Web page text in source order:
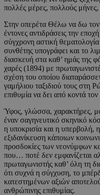
πολλές μέρες, πολλούς
Στην οπερέτα Θέλω να δω
έντονες αντιδράσεις την
σύγχρονη αστική
συνθέτης υπογράφει και το
διασκευή στα καθ’ ημάς της
χαρές (1894) με
σχέση του οποίου
γαμήλιου ταξιδιού τους στη
επιθυμία να δει από κοντά
Ύφος, γλώσσα, χαρακτήρες,
έναν σαγηνευτικό σκηνικό
η υποκρισία και η υπερβολή, η
εξιδανίκευση κάποιων
προσδοκίες των νεονύμφων
που… ποτέ δεν εμφανίζεται
πρωταγωνιστής καθ’ όλη τη
ότι συχνά η σύγχυση, το
κατεστημένων αξιών
ανθρώπινης επιθυμίας.